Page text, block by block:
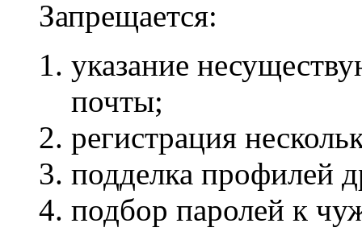
Запрещается:
указание
почты;
регистрация
подделка профилей
подбор паролей к